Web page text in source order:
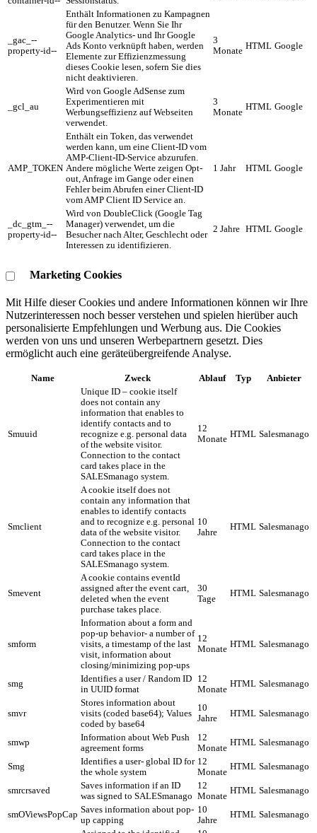
_gac_--
property-id--
Enthält Informationen zu Kampagnen
für den Benutzer. Wenn Sie Ihr
Google Analytics- und Ihr Google
Ads Konto verknüpft haben, werden
Elemente zur Effizienzmessung
dieses Cookie lesen, sofern Sie dies
nicht deaktivieren.
3
Monate HTML Google
_gcl_au
Wird von Google AdSense zum
Experimentieren mit
Werbungseffizienz auf Webseiten
verwendet.
3
Monate
HTML Google
AMP_TOKEN
Enthält ein Token, das verwendet
werden kann, um eine Client-ID vom
AMP-Client-ID-Service abzurufen.
Andere mögliche Werte zeigen Opt-
out, Anfrage im Gange oder einen
Fehler beim Abrufen einer Client-ID
vom AMP Client ID Service an.
1 Jahr HTML Google
_dc_gtm_--
property-id--
Wird von DoubleClick (Google Tag
Manager) verwendet, um die
Besucher nach Alter, Geschlecht oder
Interessen zu identifizieren.
2 Jahre HTML Google
Marketing Cookies
Mit Hilfe dieser Cookies und andere Informationen können wir Ihre
Nutzerinteressen noch besser verstehen und spielen hierüber auch
personalisierte Empfehlungen und Werbung aus. ​Die Cookies
werden von uns und unseren Werbepartnern gesetzt. Dies
ermöglicht auch eine geräteübergreifende Analyse.
Name Zweck Ablauf Typ Anbieter
Smuuid
Unique ID – cookie itself
does not contain any
information that enables to
identify contacts and to
recognize e.g. personal data
of the website visitor.
Connection to the contact
card takes place in the
SALESmanago system.
12
Monate HTML Salesmanago
Smclient
A cookie itself does not
contain any information that
enables to identify contacts
and to recognize e.g. personal
data of the website visitor.
Connection to the contact
card takes place in the
SALESmanago system.
10
Jahre
HTML Salesmanago
Smevent
A cookie contains eventId
assigned after the event cart,
deleted when the event
purchase takes place.
30
Tage
HTML Salesmanago
smform
Information about a form and
pop-up behavior- a number of
visits, a timestamp of the last
visit, information about
closing/minimizing pop-ups
12
Monate HTML Salesmanago
smg
Identifies a user / Random ID
in UUID format
12
Monate
HTML Salesmanago
smvr
Stores information about
visits (coded base64); Values
coded by base64
10
Jahre
HTML Salesmanago
smwp
Information about Web Push
agreement forms
12
Monate
HTML Salesmanago
Smg
Identifies a user- global ID for
the whole system
12
Monate
HTML Salesmanago
smrcrsaved
Saves information if an ID
was signed to SALESmanago
12
Monate
HTML Salesmanago
smOViewsPopCap Saves information about pop-
up capping
10
Jahre
HTML Salesmanago